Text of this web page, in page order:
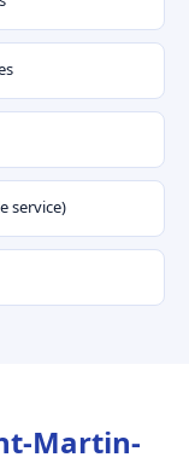
service)
Martin-